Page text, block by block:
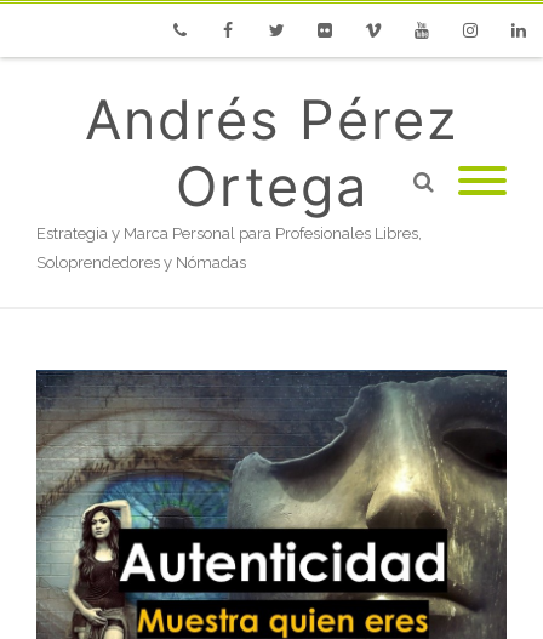
Andrés Pérez
Ortega
Estrategia y Marca Personal para Profesionales Libres,
Soloprendedores y Nómadas